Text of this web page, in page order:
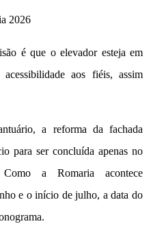
2026
é que o elevador esteja em
aos fiéis, assim
a reforma da fachada
para ser concluída apenas no
a Romaria acontece
e o início de julho, a data do